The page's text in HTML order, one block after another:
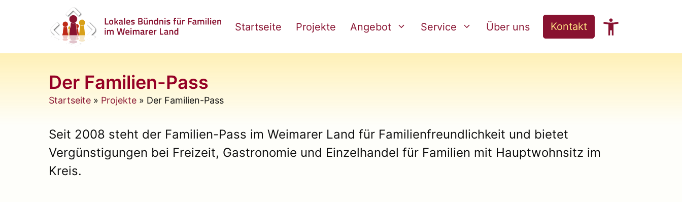
Startseite Projekte Angebot Service Über uns Kontakt
Der Familien-Pass
Startseite » Projekte » Der Familien-Pass
Seit 2008 steht der Familien-Pass im Weimarer Land für Familienfreundlichkeit und bietet
Vergünstigungen bei Freizeit, Gastronomie und Einzelhandel für Familien mit Hauptwohnsitz im
Kreis.